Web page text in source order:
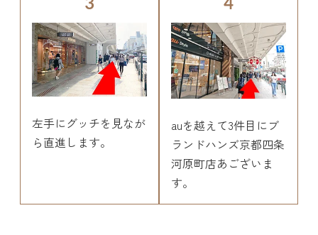
左手にグッチを見なが
ら直進します。
auを越えて3件目にブ
ランドハンズ京都四条
河原町店あございま
す。